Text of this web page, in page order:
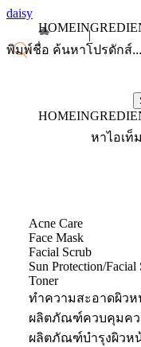
daisy
HOME
HOME
หาไอเท็
Acne Care
Face Mask
Facial Scrub
Sun Protection/Facial
Toner
ทำความสะอาดผิวหน้
ผลิตภัณฑ์ควบคุมค
ผลิตภัณฑ์บำรุงผิวห